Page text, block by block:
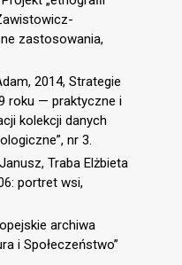
zastosowania,
2014, Strategie
roku — praktyczne i
kolekcji danych
nr 3.
Traba Elżbieta
portret wsi,
archiwa
i Społeczeństwo”